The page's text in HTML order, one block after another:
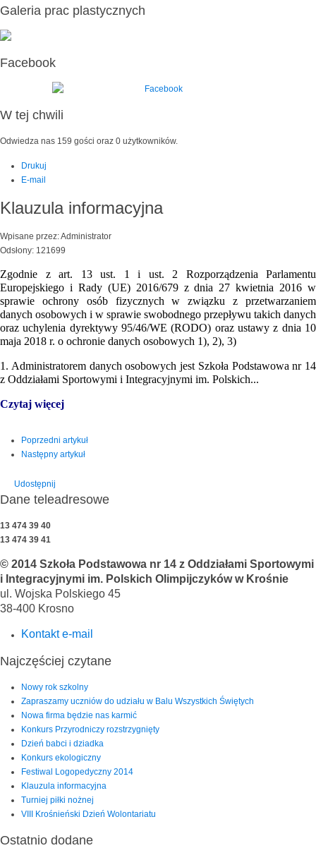
Galeria prac plastycznych
Facebook
W tej chwili
Odwiedza nas 159 gości oraz 0 użytkowników.
Drukuj
E-mail
Klauzula informacyjna
Wpisane przez: Administrator
Odsłony: 121699
Zgodnie z art. 13 ust. 1 i ust. 2 Rozporządzenia Parlamentu
Europejskiego i Rady (UE) 2016/679 z dnia 27 kwietnia 2016 w
sprawie ochrony osób fizycznych w związku z przetwarzaniem
danych osobowych i w sprawie swobodnego przepływu takich danych
oraz uchylenia dyrektywy 95/46/WE (RODO) oraz ustawy z dnia 10
maja 2018 r. o ochronie danych osobowych 1), 2), 3)
1. Administratorem danych osobowych jest Szkoła Podstawowa nr 14
z Oddziałami Sportowymi i Integracyjnymi im. Polskich...
Czytaj więcej
Poprzedni artykuł
Następny artykuł
Udostępnij
Dane teleadresowe
13 474 39 40
13 474 39 41
© 2014 Szkoła Podstawowa nr 14 z Oddziałami Sportowymi
i Integracyjnymi im. Polskich Olimpijczyków w Krośnie
ul. Wojska Polskiego 45
38-400 Krosno
Kontakt e-mail
Najczęściej czytane
Nowy rok szkolny
Zapraszamy uczniów do udziału w Balu Wszystkich Świętych
Nowa firma będzie nas karmić
Konkurs Przyrodniczy rozstrzygnięty
Dzień babci i dziadka
Konkurs ekologiczny
Festiwal Logopedyczny 2014
Klauzula informacyjna
Turniej piłki nożnej
VIII Krośnieński Dzień Wolontariatu
Ostatnio dodane